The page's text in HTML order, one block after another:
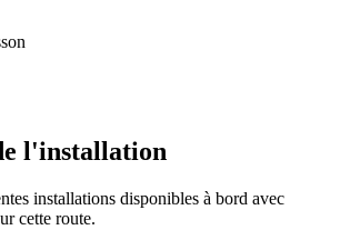
l'installation
installations disponibles à bord avec
cette route.